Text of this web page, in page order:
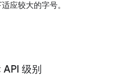
应较大的字号。
API 级别